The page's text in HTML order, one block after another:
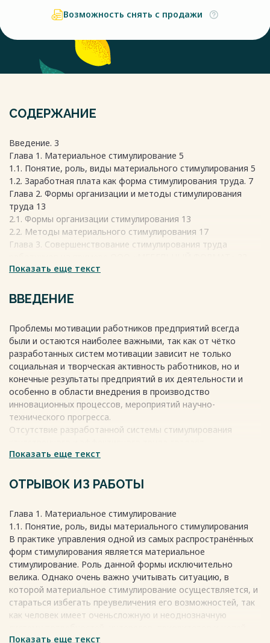
Возможность снять с продажи
СОДЕРЖАНИЕ
Введение. 3
Глава 1. Материальное стимулирование 5
1.1. Понятие, роль, виды материального стимулирования 5
1.2. Заработная плата как форма стимулирования труда. 7
Глава 2. Формы организации и методы стимулирования
труда 13
2.1. Формы организации стимулирования 13
2.2. Методы материального стимулирования 17
Глава 3. Совершенствование стимулирования труда
3.1. Характеристика предприятия и его показатели 23
3.3. Совершенствование стимулирования труда 39
Заключение 41
Весь текст будет доступенпосле покупки
Показать еще текст
ВВЕДЕНИЕ
Проблемы мотивации работников предприятий всегда
были и остаются наиболее важными, так как от чётко
разработанных систем мотивации зависит не только
социальная и творческая активность работников, но и
конечные результаты предприятий в их деятельности и
особенно в области внедрения в производство
инновационных процессов, мероприятий научно-
технического прогресса.
Отсутствие разработанной системы стимулирования
предпосылки снижения конкурентоспособности фирмы, что
атмосфере в коллективе. Возникает потребность
Детально разработанная система стимулирования
эффективности и качества труда позволит создать
необходимую заинтересованность работников в росте
индивидуальных результатов, проявить творческий
потенциал, повысить уровень их компетентности и
повысить качество выполняемых работ.
Готовность и желание человека выполнять свою работу
являются одним из ключевых факторов успеха
функционирования организации, повышения
Показать еще текст
ОТРЫВОК ИЗ РАБОТЫ
Глава 1. Материальное стимулирование
1.1. Понятие, роль, виды материального стимулирования
В практике управления одной из самых распространённых
форм стимулирования является материальное
стимулирование. Роль данной формы исключительно
велика. Однако очень важно учитывать ситуацию, в
которой материальное стимулирование осуществляется, и
стараться избегать преувеличения его возможностей, так
как человек имеет оченьсложную и неоднозначную
Сущность материального стимулирования наёмных
Показать еще текст